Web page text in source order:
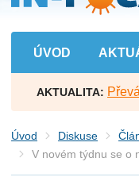
ÚVOD
AKTUALITA:
Úvod Diskuse
V novém týdnu se o